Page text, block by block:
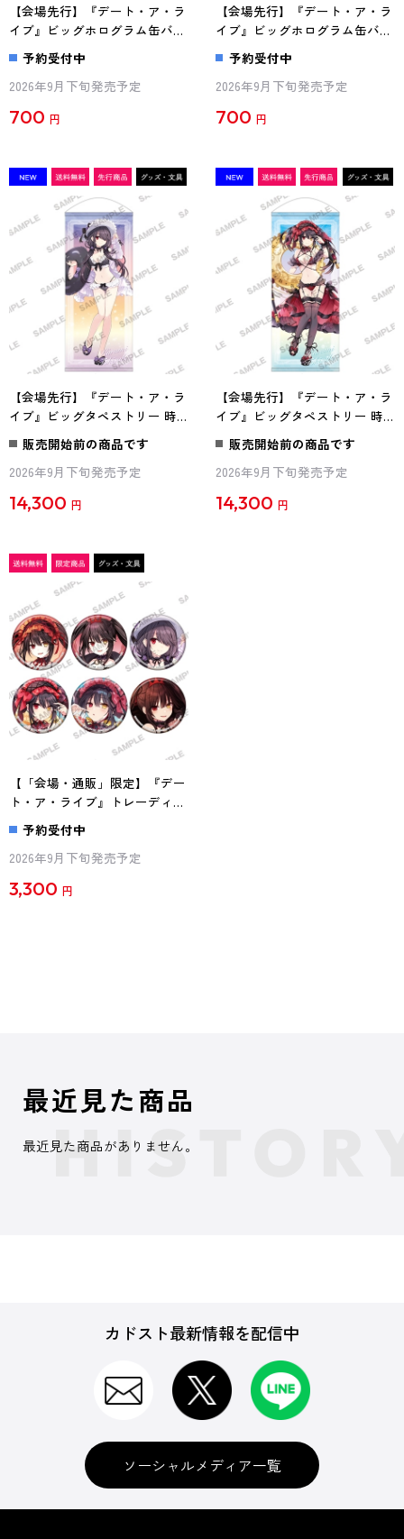
【会場先行】『デート・ア・ラ
イブ』ビッグホログラム缶バッ
ジ 時崎狂三 水着Ver. A
予約受付中
2026年9月下旬発売予定
700 円
【会場先行】『デート・ア・ラ
イブ』ビッグホログラム缶バッ
ジ 時崎狂三 水着Ver. B
予約受付中
2026年9月下旬発売予定
700 円
【会場先行】『デート・ア・ラ
イブ』ビッグタペストリー 時
崎狂三 水着Ver. A
販売開始前の商品です
2026年9月下旬発売予定
14,300 円
【会場先行】『デート・ア・ラ
イブ』ビッグタペストリー 時
崎狂三 水着Ver. B
販売開始前の商品です
2026年9月下旬発売予定
14,300 円
【「会場・通販」限定】『デー
ト・ア・ライブ』トレーディン
グホログラム缶バッジ ～狂三
がいっぱい～ ファンタジア・
リビルドVer. BOX
予約受付中
2026年9月下旬発売予定
3,300 円
最近見た商品
最近見た商品がありません。
カドスト最新情報を配信中
ソーシャルメディア一覧